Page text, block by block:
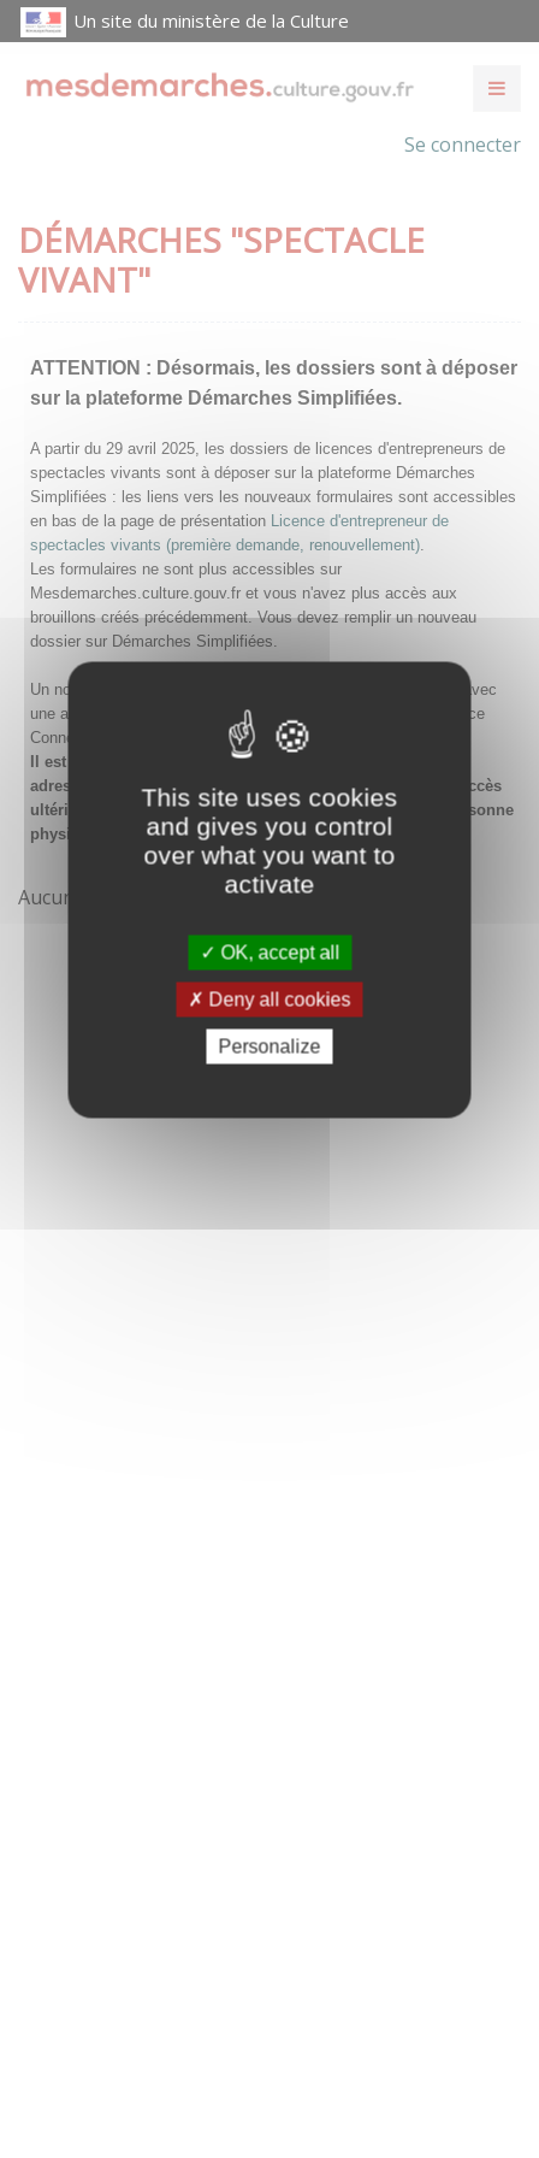
This site uses cookies
and gives you control
over what you want to
activate
OK, accept all
Deny all cookies
Personalize
Un site du ministère de la Culture
Se connecter
DÉMARCHES "SPECTACLE
VIVANT"
ATTENTION : Désormais, les dossiers sont à déposer
sur la plateforme Démarches Simplifiées.
A partir du 29 avril 2025, les dossiers de licences d'entrepreneurs de
spectacles vivants sont à déposer sur la plateforme Démarches
Simplifiées : les liens vers les nouveaux formulaires sont accessibles
en bas de la page de présentation Licence d'entrepreneur de
spectacles vivants (première demande, renouvellement).
Les formulaires ne sont plus accessibles sur
Mesdemarches.culture.gouv.fr et vous n'avez plus accès aux
brouillons créés précédemment. Vous devez remplir un nouveau
dossier sur Démarches Simplifiées.
Un nouveau compte doit être créé sur Démarches Simplifiées avec
une adresse email et un mot de passe, ou en passant par France
Connect.
Il est conseillé lors de la création du compte de saisir une
adresse email générique de l'organisme afin de garantir l'accès
ultérieur au compte même en cas de changement de la personne
physique gestionnaire.
Aucune démarche pour le moment